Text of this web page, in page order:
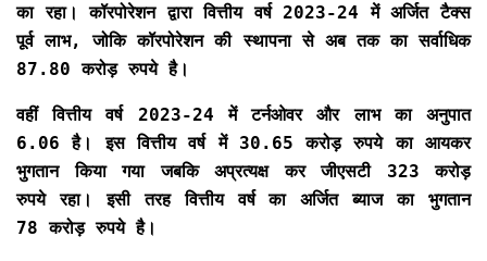
का रहा। कॉरपोरेशन द्वारा वित्तीय वर्ष 2023-24 में अर्जित टैक्स
पूर्व लाभ, जोकि कॉरपोरेशन की स्थापना से अब तक का सर्वाधिक
87.80 करोड़ रुपये है।
वहीं वित्तीय वर्ष 2023-24 में टर्नओवर और लाभ का अनुपात
6.06 है। इस वित्तीय वर्ष में 30.65 करोड़ रुपये का आयकर
भुगतान किया गया जबकि अप्रत्यक्ष कर जीएसटी 323 करोड़
रुपये रहा। इसी तरह वित्तीय वर्ष का अर्जित ब्याज का भुगतान
78 करोड़ रुपये है।